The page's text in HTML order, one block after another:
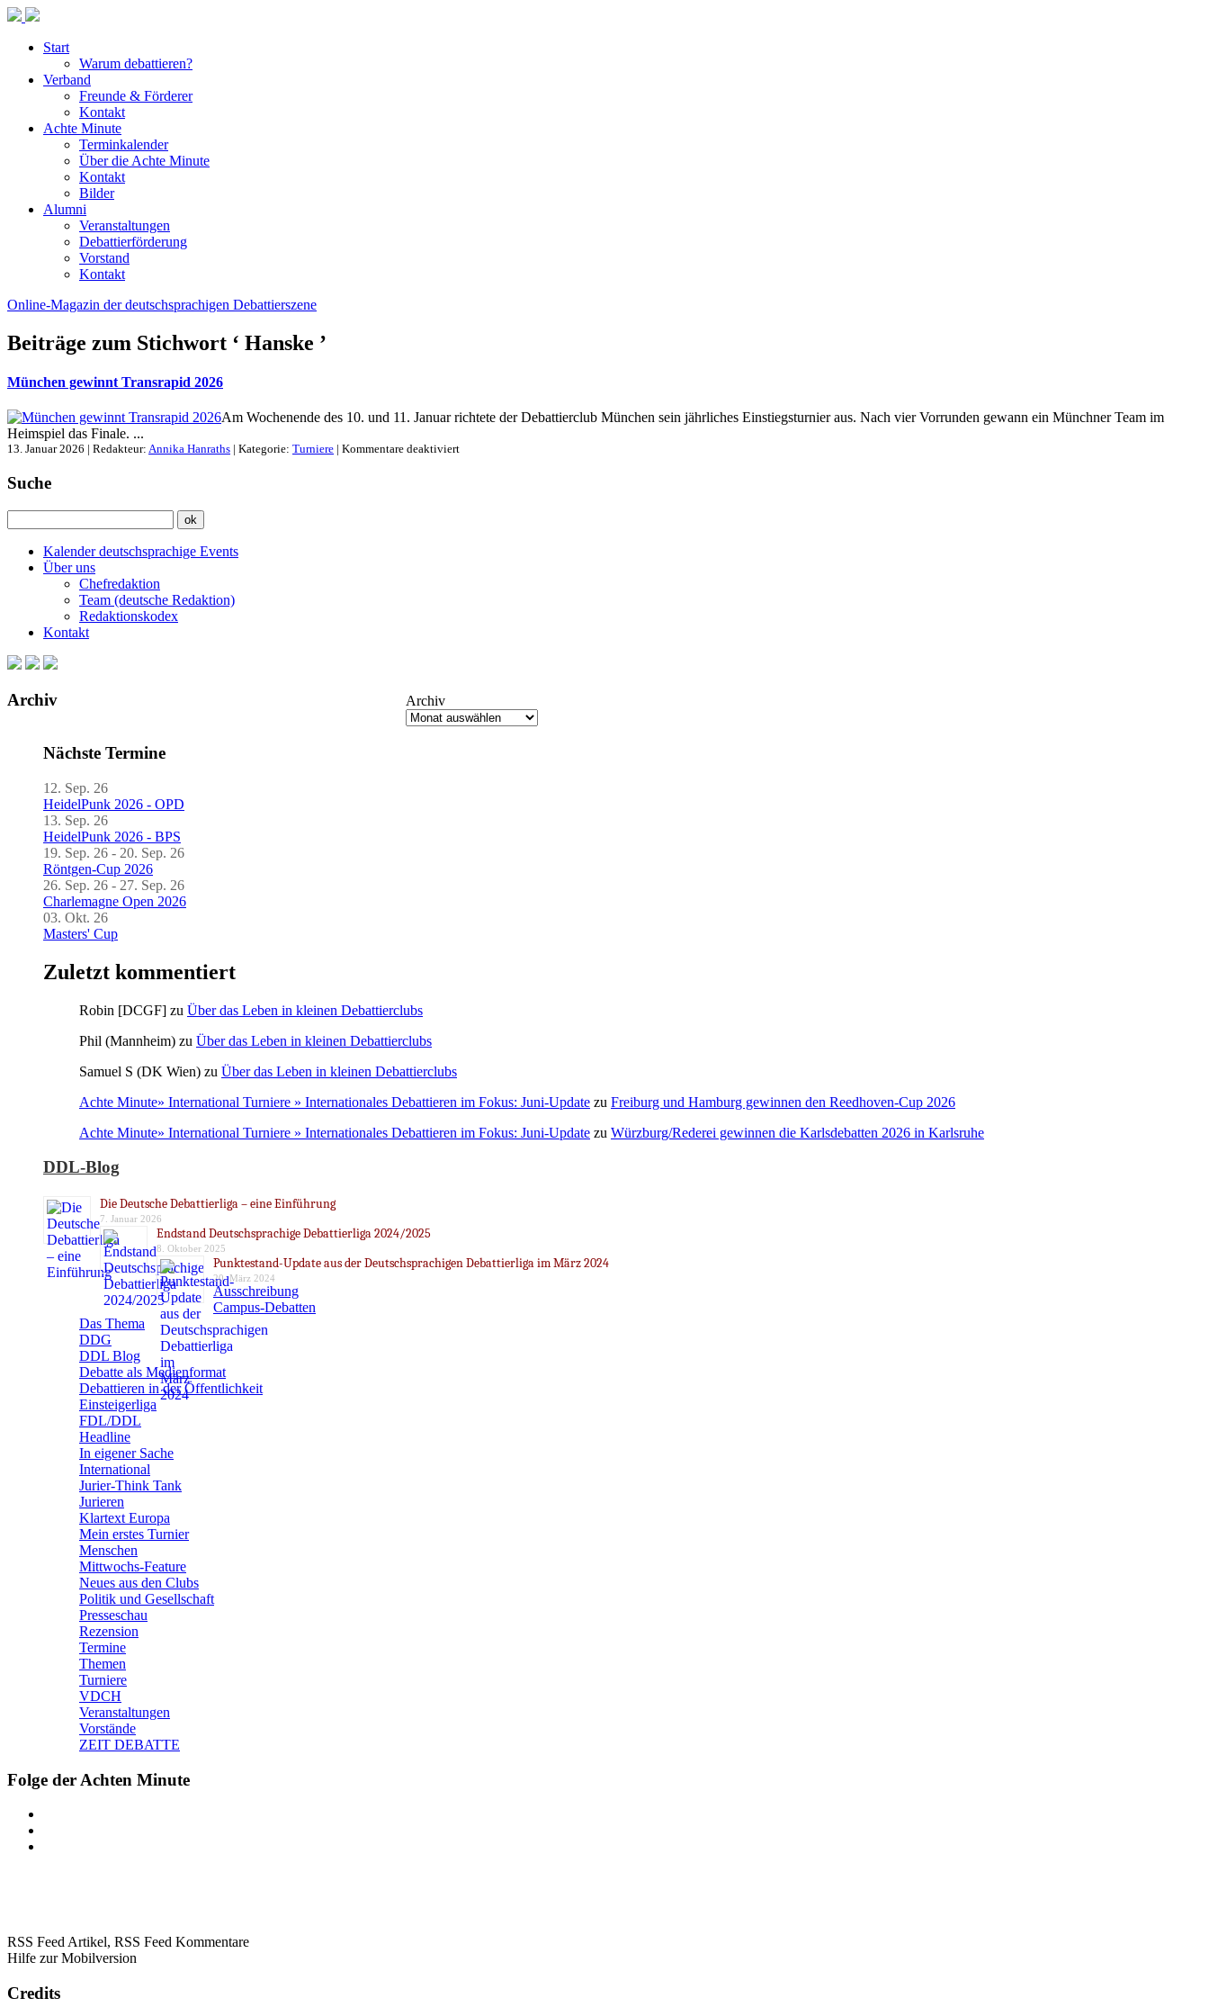
Start
Warum debattieren?
Verband
Freunde & Förderer
Kontakt
Achte Minute
Terminkalender
Über die Achte Minute
Kontakt
Bilder
Alumni
Veranstaltungen
Debattierförderung
Vorstand
Kontakt
Online-Magazin der deutschsprachigen Debattierszene
Beiträge zum Stichwort ‘ Hanske ’
München gewinnt Transrapid 2026
Am Wochenende des 10. und 11. Januar richtete der Debattierclub München sein jährliches Einstiegsturnier aus. Nach vier Vorrunden gewann ein Münchner Team im
Heimspiel das Finale. ...
13. Januar 2026 | Redakteur: Annika Hanraths | Kategorie: Turniere | Kommentare deaktiviertfür
Suche
Kalender deutschsprachige Events
Über uns
Chefredaktion
Team (deutsche Redaktion)
Redaktionskodex
Kontakt
Archiv Archiv
Nächste Termine
12. Sep. 26
HeidelPunk 2026 - OPD
13. Sep. 26
HeidelPunk 2026 - BPS
19. Sep. 26 - 20. Sep. 26
Röntgen-Cup 2026
26. Sep. 26 - 27. Sep. 26
Charlemagne Open 2026
03. Okt. 26
Masters' Cup
Zuletzt kommentiert
Robin [DCGF] zu Über das Leben in kleinen Debattierclubs
Phil (Mannheim) zu Über das Leben in kleinen Debattierclubs
Samuel S (DK Wien) zu Über das Leben in kleinen Debattierclubs
Achte Minute» International Turniere » Internationales Debattieren im Fokus: Juni-Update zu Freiburg und Hamburg gewinnen den Reedhoven-Cup 2026
Achte Minute» International Turniere » Internationales Debattieren im Fokus: Juni-Update zu Würzburg/Rederei gewinnen die Karlsdebatten 2026 in Karlsruhe
DDL-Blog
Die Deutsche Debattierliga – eine Einführung
7. Januar 2026
Endstand Deutschsprachige Debattierliga 2024/2025
8. Oktober 2025
Punktestand-Update aus der Deutschsprachigen Debattierliga im März 2024
20. März 2024
Ausschreibung
Campus-Debatten
Das Thema
DDG
DDL Blog
Debatte als Medienformat
Debattieren in der Öffentlichkeit
Einsteigerliga
FDL/DDL
Headline
In eigener Sache
International
Jurier-Think Tank
Jurieren
Klartext Europa
Mein erstes Turnier
Menschen
Mittwochs-Feature
Neues aus den Clubs
Politik und Gesellschaft
Presseschau
Rezension
Termine
Themen
Turniere
VDCH
Veranstaltungen
Vorstände
ZEIT DEBATTE
Folge der Achten Minute
RSS Feed Artikel, RSS Feed Kommentare
Hilfe zur Mobilversion
Credits